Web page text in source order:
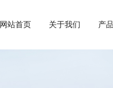
网站首页 关于我们 产